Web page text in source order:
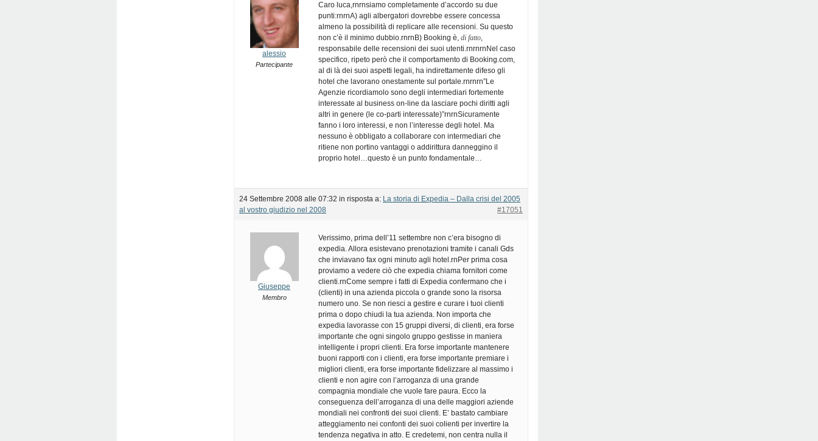
alessio
Partecipante
Caro luca,rnrnsiamo completamente d’accordo su due
punti:rnrnA) agli albergatori dovrebbe essere concessa
almeno la possibilità di replicare alle recensioni. Su questo
non c’è il minimo dubbio.rnrnB) Booking è, di fatto,
responsabile delle recensioni dei suoi utenti.rnrnrnNel caso
specifico, ripeto però che il comportamento di Booking.com,
al di là dei suoi aspetti legali, ha indirettamente difeso gli
hotel che lavorano onestamente sul portale.rnrnrn”Le
Agenzie ricordiamolo sono degli intermediari fortemente
interessate al business on-line da lasciare pochi diritti agli
altri in genere (le co-parti interessate)”rnrnSicuramente
fanno i loro interessi, e non l’interesse degli hotel. Ma
nessuno è obbligato a collaborare con intermediari che
ritiene non portino vantaggi o addirittura danneggino il
proprio hotel…questo è un punto fondamentale…
24 Settembre 2008 alle 07:32 in risposta a: La storia di Expedia – Dalla crisi del 2005
al vostro giudizio nel 2008
#17051
Giuseppe
Membro
Verissimo, prima dell’11 settembre non c’era bisogno di
expedia. Allora esistevano prenotazioni tramite i canali Gds
che inviavano fax ogni minuto agli hotel.rnPer prima cosa
proviamo a vedere ciò che expedia chiama fornitori come
clienti.rnCome sempre i fatti di Expedia confermano che i
(clienti) in una azienda piccola o grande sono la risorsa
numero uno. Se non riesci a gestire e curare i tuoi clienti
prima o dopo chiudi la tua azienda. Non importa che
expedia lavorasse con 15 gruppi diversi, di clienti, era forse
importante che ogni singolo gruppo gestisse in maniera
intelligente i propri clienti. Era forse importante mantenere
buoni rapporti con i clienti, era forse importante premiare i
migliori clienti, era forse importante fidelizzare al massimo i
clienti e non agire con l’arroganza di una grande
compagnia mondiale che vuole fare paura. Ecco la
conseguenza dell’arroganza di una delle maggiori aziende
mondiali nei confronti dei suoi clienti. E’ bastato cambiare
atteggiamento nei confonti dei suoi colienti per invertire la
tendenza negativa in atto. E credetemi, non centra nulla il